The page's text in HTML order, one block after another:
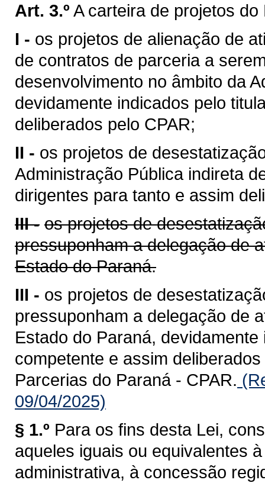
Art. 3.º A carteira de projetos do
I - os projetos de alienação de
de contratos de parceria a
desenvolvimento no âmbito da
devidamente indicados pelo
deliberados pelo CPAR;
II - os projetos de
Administração Pública indireta
dirigentes para tanto e assim
III - os projetos de
pressuponham a delegação de
Estado do Paraná.
III - os projetos de
pressuponham a delegação de
Estado do Paraná,
competente e assim
Parcerias do Paraná - CPAR.
09/04/2025)
§ 1.º Para os fins desta Lei,
aqueles iguais ou equivalentes
administrativa, à concessão